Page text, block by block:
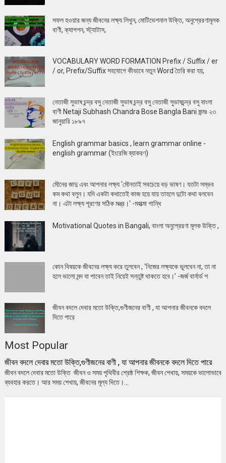
সফল হওয়ার জন্য জীবনের লক্ষ্য লিখুন, মোটিভেশনাল উক্তি, অনুপ্রেরণামূলক
বাণী, ক্যাপশন, স্ট্যাটাস,
VOCABULARY WORD FORMATION Prefix / Suffix / er
/ or, Prefix/Suffix সহযোগে কীভাবে নতুন Word তৈরি করা হয়,
নেতাজী সুভাষ চন্দ্র বসু নেতাজী সুভাষ চন্দ্র বসু নেতাজী সুভাষচন্দ্র বসু বাংলা
বাণী Netaji Subhash Chandra Bose Bangla Bani জন্মঃ ২৩
জানুয়ারি ১৮৯৭
English grammar basics , learn grammar online -
english grammar (ইংরেজি ব্যাকরণ)
মৌনের জাদু এবং আপনার লক্ষ্য 'মৌনতাই সবচেয়ে বড় ভাষণ। যতটা সম্ভব
কম কথা বলুন। যদি একটা কথাতেই কাজ হয়ে যায় তাহলে দুটো কথা বলবেন
না। এটা লক্ষ্য পূরণের সঠিক মন্ত্র।' -মহাত্মা গান্ধি
Motivational Quotes in Bangali, বাংলা অনুপ্রেরণা মূলক উক্তি ,
কোন বিষয়কে জীবনের লক্ষ্য করে তুলবেন , ‘নিজের লক্ষ্যকে ভুলবেন না, তা না
হলে ভালো মন্দ যা পাবেন তাই নিয়েই সন্তুষ্ট থাকতে হবে।’ -জর্জ বার্নার্ড শ
জীবন বদলে দেবার মতো উক্তি,গুণীজনের বাণী , যা আপনার জীবনকে বদলে
দিতে পারে
Most Popular
জীবন বদলে দেবার মতো উক্তি,গুণীজনের বাণী , যা আপনার জীবনকে বদলে দিতে পারে
জীবন বদলে দেবার মতো উক্তি জীবন ও সময় পৃথিবীর শ্রেষ্ঠ শিক্ষক, জীবন শেখায়, সময়কে ভালোভাবে
ব্যবহার করতে। আর সময় শেখায়, জীবনের মূল্য দিতে।...